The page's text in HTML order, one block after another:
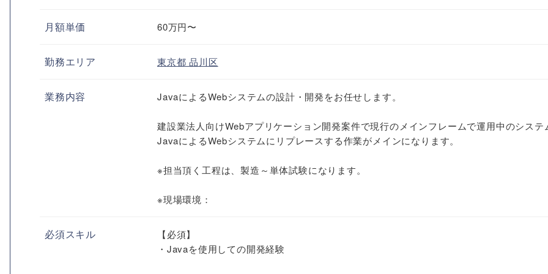
月額単価 60万円〜
勤務エリア 東京都品川区
業務内容 JavaによるWebシステムの設計・開発をお任せします。
建設業法人向けWebアプリケーション開発案件で現行のメインフレームで運用中のシステ
JavaによるWebシステムにリプレースする作業がメインになります。
※担当頂く工程は、製造～単体試験になります。
※現場環境：
必須スキル
【必須】
・Javaを使用しての開発経験